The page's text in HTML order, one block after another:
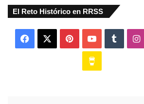
El Reto Histórico en RRSS
Facebook PinterestYouTubeTumblr